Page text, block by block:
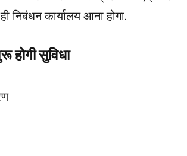
निबंधन कार्यालय आना होगा.
होगी सुविधा